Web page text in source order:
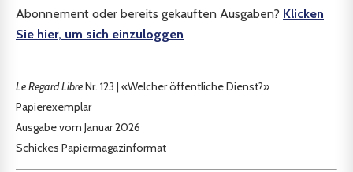
Abonnement oder bereits gekauften Ausgaben? Klicken
Sie hier, um sich einzuloggen
Le Regard LibreNr. 123 | «Welcher öffentliche Dienst?»
Papierexemplar
Ausgabe vom Januar 2026
Schickes Papiermagazinformat